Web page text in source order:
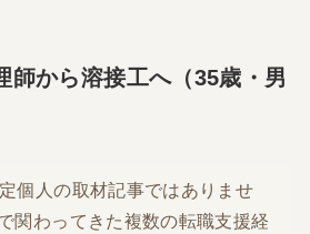
から溶接工へ（35歳・男
個人の取材記事ではありませ
関わってきた複数の転職支援経